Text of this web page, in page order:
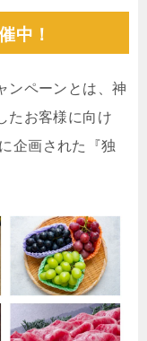
中！
ンペーンとは、神
たお客様に向け
企画された『独